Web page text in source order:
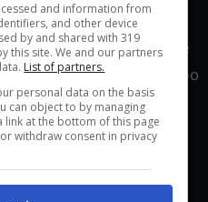
– costo: 9 punti – Potrete
arma di qualsiasi tipo
(richiede il perk
Leader in Far Cry 5
and information from
and other device
by and shared with 319
this site. We and our partners
List of partners.
personal data on the basis
can object to by managing
at the bottom of this page
withdraw consent in privacy